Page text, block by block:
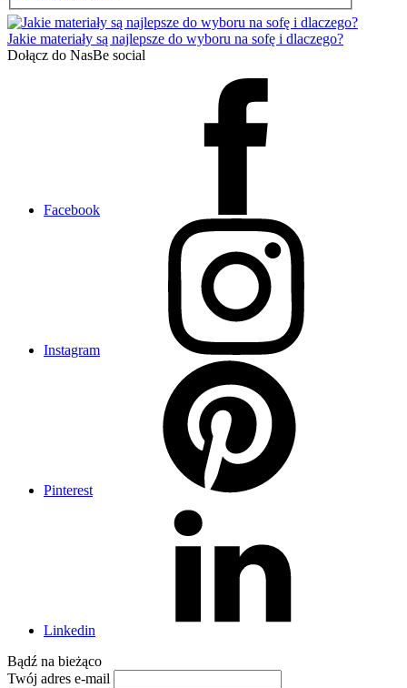
Jakie materiały są najlepsze do wyboru na sofę i dlaczego?
Dołącz do NasBe social
Facebook
Instagram
Pinterest
Linkedin
Bądź na bieżąco
Twój adres e-mail